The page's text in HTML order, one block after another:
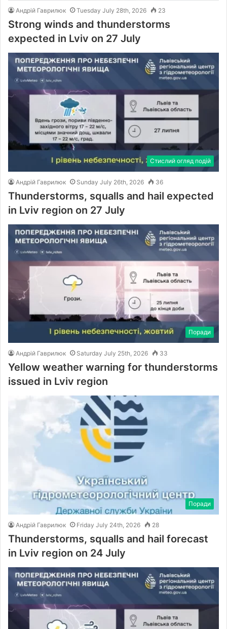
Андрій Гаврилюк Tuesday July 28th, 2026 23
Strong winds and thunderstorms
expected in Lviv on 27 July
Стислий огляд подій
Андрій Гаврилюк Sunday July 26th, 2026 36
Thunderstorms, squalls and hail expected
in Lviv region on 27 July
Поради
Андрій Гаврилюк Saturday July 25th, 2026 33
Yellow weather warning for thunderstorms
issued in Lviv region
Поради
Андрій Гаврилюк Friday July 24th, 2026 28
Thunderstorms, squalls and hail forecast
in Lviv region on 24 July